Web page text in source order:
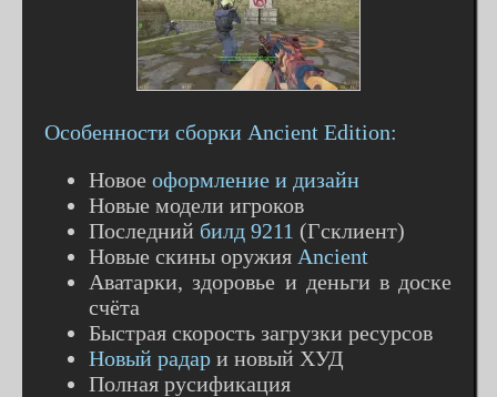
Особенности сборки Ancient Edition:
Новое оформление и дизайн
Новые модели игроков
Последний билд 9211 (Гсклиент)
Новые скины оружия Ancient
Аватарки, здоровье и деньги в доске
счёта
Быстрая скорость загрузки ресурсов
Новый радар и новый ХУД
Полная русификация